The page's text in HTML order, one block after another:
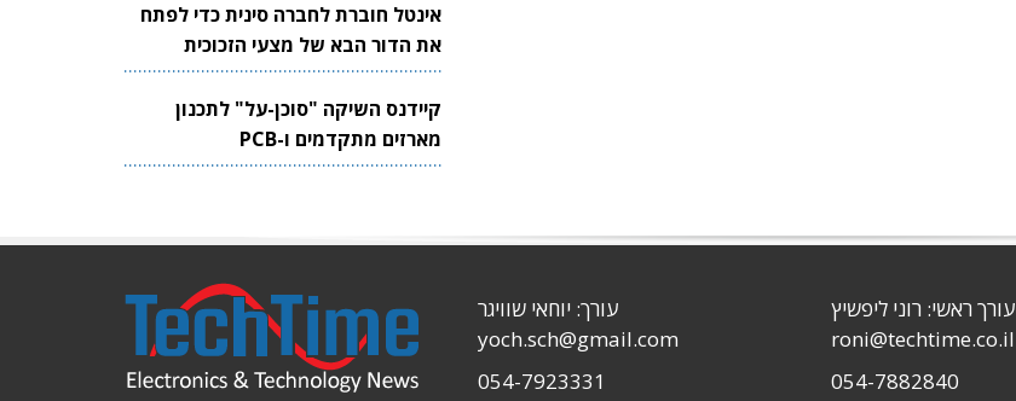
אינטל חוברת לחברה סינית כדי לפתח
את הדור הבא של מצעי הזכוכית
לשבבים
קיידנס השיקה "סוכן-על" לתכנון
מארזים מתקדמים ו-PCB
עורך ראשי: רוני ליפשיץ
roni@techtime.co.il
054-7882840
עורך: יוחאי שוויגר
yoch.sch@gmail.com
054-7923331